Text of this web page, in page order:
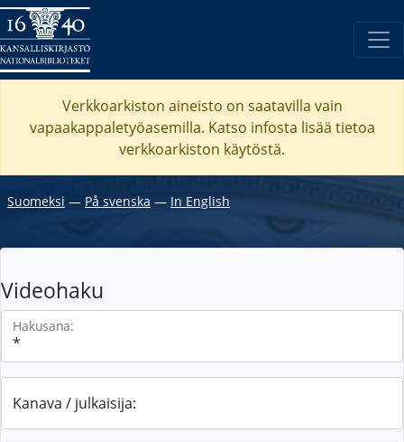
Verkkoarkiston aineisto on saatavilla vain
vapaakappaletyöasemilla. Katso infosta lisää tietoa
verkkoarkiston käytöstä.
Suomeksi ― På svenska ― In English
Videohaku
Hakusana:
Kanava / julkaisija: